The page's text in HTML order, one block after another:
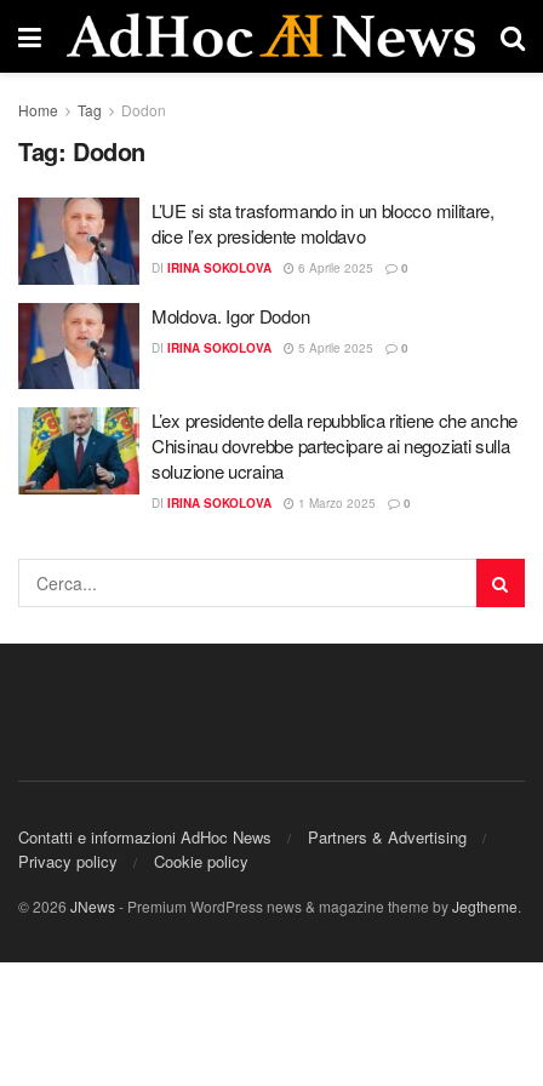
Home Tag Dodon
Tag: Dodon
L’UE si sta trasformando in un blocco militare,
dice l’ex presidente moldavo
DI IRINA SOKOLOVA 6 Aprile 2025 0
Moldova. Igor Dodon
DI IRINA SOKOLOVA 5 Aprile 2025 0
L’ex presidente della repubblica ritiene che anche
Chisinau dovrebbe partecipare ai negoziati sulla
soluzione ucraina
DI IRINA SOKOLOVA 1 Marzo 2025 0
Contatti e informazioni AdHoc News
Partners & Advertising
Privacy policy
Cookie policy
© 2026 JNews- Premium WordPress news & magazine theme byJegtheme.